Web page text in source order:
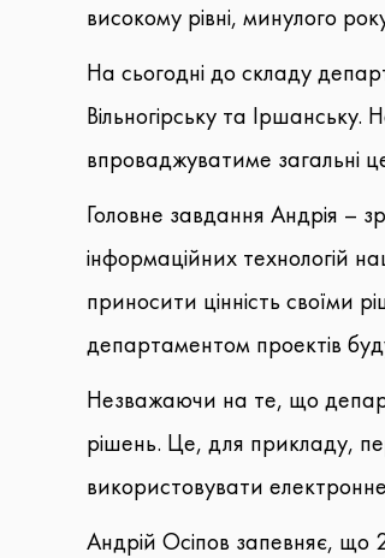
високому рівні, минулого
На сьогодні до складу
Вільногірську та
впроваджуватиме загальні
Головне завдання Андрія –
інформаційних технологій
приносити цінність своїми
департаментом проектів
Незважаючи на те, що
рішень. Це, для прикладу,
використовувати
Андрій Осіпов запевняє, що